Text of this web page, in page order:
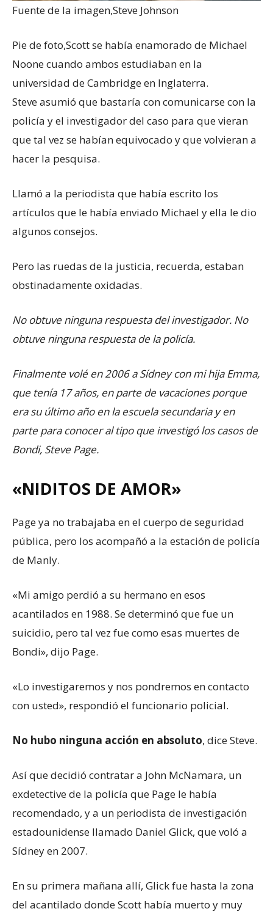
Fuente de la imagen,Steve Johnson
Pie de foto,Scott se había enamorado de Michael
Noone cuando ambos estudiaban en la
universidad de Cambridge en Inglaterra.
Steve asumió que bastaría con comunicarse con la
policía y el investigador del caso para que vieran
que tal vez se habían equivocado y que volvieran a
hacer la pesquisa.
Llamó a la periodista que había escrito los
artículos que le había enviado Michael y ella le dio
algunos consejos.
Pero las ruedas de la justicia, recuerda, estaban
obstinadamente oxidadas.
No obtuve ninguna respuesta del investigador. No
obtuve ninguna respuesta de la policía.
Finalmente volé en 2006 a Sídney con mi hija Emma,
​​que tenía 17 años, en parte de vacaciones porque
era su último año en la escuela secundaria y en
parte para conocer al tipo que investigó los casos de
Bondi, Steve Page.
«NIDITOS DE AMOR»
Page ya no trabajaba en el cuerpo de seguridad
pública, pero los acompañó a la estación de policía
de Manly.
«Mi amigo perdió a su hermano en esos
acantilados en 1988. Se determinó que fue un
suicidio, pero tal vez fue como esas muertes de
Bondi», dijo Page.
«Lo investigaremos y nos pondremos en contacto
con usted», respondió el funcionario policial.
No hubo ninguna acción en absoluto, dice Steve.
Así que decidió contratar a John McNamara, un
exdetective de la policía que Page le había
recomendado, y a un periodista de investigación
estadounidense llamado Daniel Glick, que voló a
Sídney en 2007.
En su primera mañana allí, Glick fue hasta la zona
del acantilado donde Scott había muerto y muy